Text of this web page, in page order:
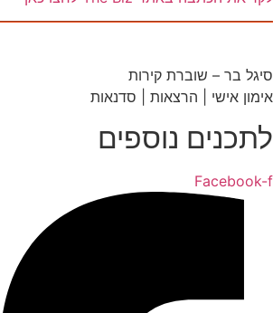
סיגל בר – שוברת קירות
אימון אישי | הרצאות | סדנאות
לתכנים נוספים
Facebook-f